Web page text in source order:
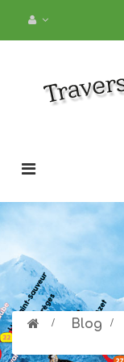
Navegación
palanca
> Blog >